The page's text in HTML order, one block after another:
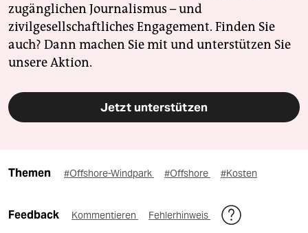
zugänglichen Journalismus – und
zivilgesellschaftliches Engagement. Finden Sie
auch? Dann machen Sie mit und unterstützen Sie
unsere Aktion.
Jetzt unterstützen
Themen #Offshore-Windpark #Offshore #Kosten
Feedback Kommentieren Fehlerhinweis